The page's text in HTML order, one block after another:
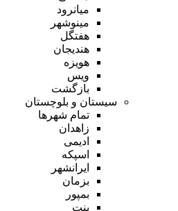
میانرود
مینوشهر
هفتگل
هندیجان
هویزه
ویس
بازگشت
سیستان و بلوچستان
تمام شهر‌ها
زاهدان
ادیمی
اسپکه
ایرانشهر
بزمان
بمپور
بنت